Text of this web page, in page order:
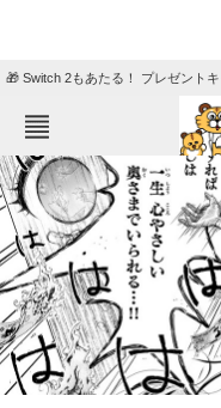
🎁 Switch 2もあたる！ プレゼントキ
ねとらぼメニュー
TOP
エンタメ
グルメ
住まい
動物